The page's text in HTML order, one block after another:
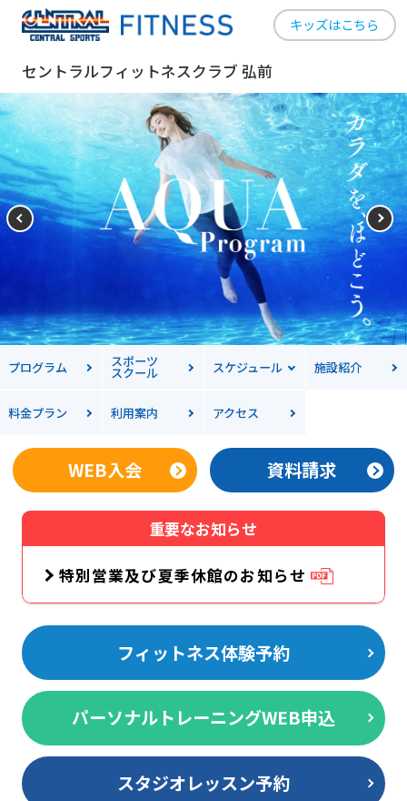
キッズはこちら
セントラルフィットネスクラブ 弘前
プログラム スポーツ
スクール スケジュール 施設紹介
料金プラン 利用案内 アクセス
WEB入会 資料請求
重要なお知らせ
特別営業及び夏季休館のお知らせ
フィットネス体験予約
パーソナルトレーニングWEB申込
スタジオレッスン予約